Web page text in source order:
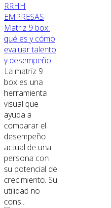
RRHH
EMPRESAS
Matriz 9 box:
qué es y cómo
evaluar talento
y desempeño
La matriz 9
box es una
herramienta
visual que
ayuda a
comparar el
desempeño
actual de una
persona con
su potencial de
crecimiento. Su
utilidad no
cons...